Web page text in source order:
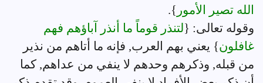
الله تصير الأمور }.
وقوله تعالى: {لتنذر قوماً ما أنذر آباؤهم فهم
غافلون} يعني بهم العرب, فإنه ما أتاهم من نذير
من قبله, وذكرهم وحدهم لا ينفي من عداهم, كما